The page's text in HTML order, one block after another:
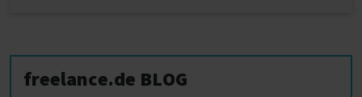
freelance.de BLOG